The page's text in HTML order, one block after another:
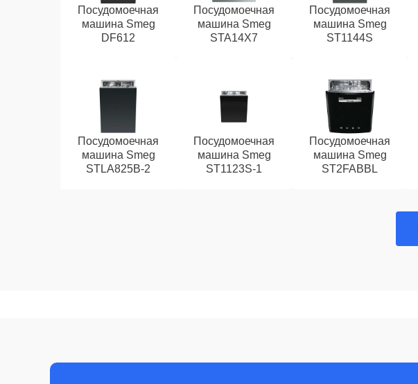
Посудомоечная
машина Smeg
DF612
Посудомоечная
машина Smeg
STA14X7
Посудомоечная
машина Smeg
ST1144S
Посудомоечная
машина Smeg
STLA825B-2
Посудомоечная
машина Smeg
ST1123S-1
Посудомоечная
машина Smeg
ST2FABBL